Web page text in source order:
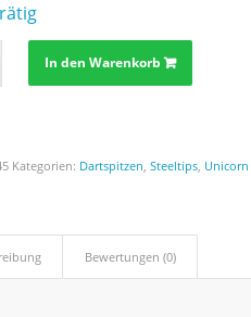
In den Warenkorb
Kategorien: Dartspitzen ,Steeltips Unicorn
Bewertungen (0)